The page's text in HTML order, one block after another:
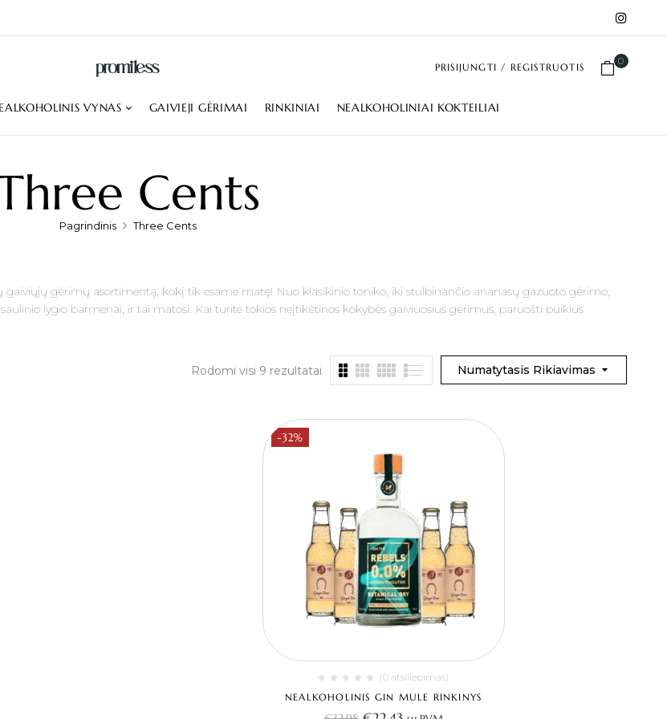
PRISIJUNGTI / REGISTRUOTIS
0
VYNAS GAIVIEJI GĖRIMAI RINKINIAI NEALKOHOLINIAI KOKTEILIAI
Cents
Pagrindinis Three Cents
gėrimų asortimentą, kokį tik esame matę! Nuo klasikinio toniko, iki stulbinančio ananasų gazuoto gėrimo,
lygio barmenai, ir tai matosi. Kai turite tokios neįtikėtinos kokybės gaiviuosius gėrimus, paruošti puikius
Numatytasis Rikiavimas
Rodomi visi 9 rezultatai
-32%
(0 atsiliepimas)
NEALKOHOLINIS GIN MULE RINKINYS